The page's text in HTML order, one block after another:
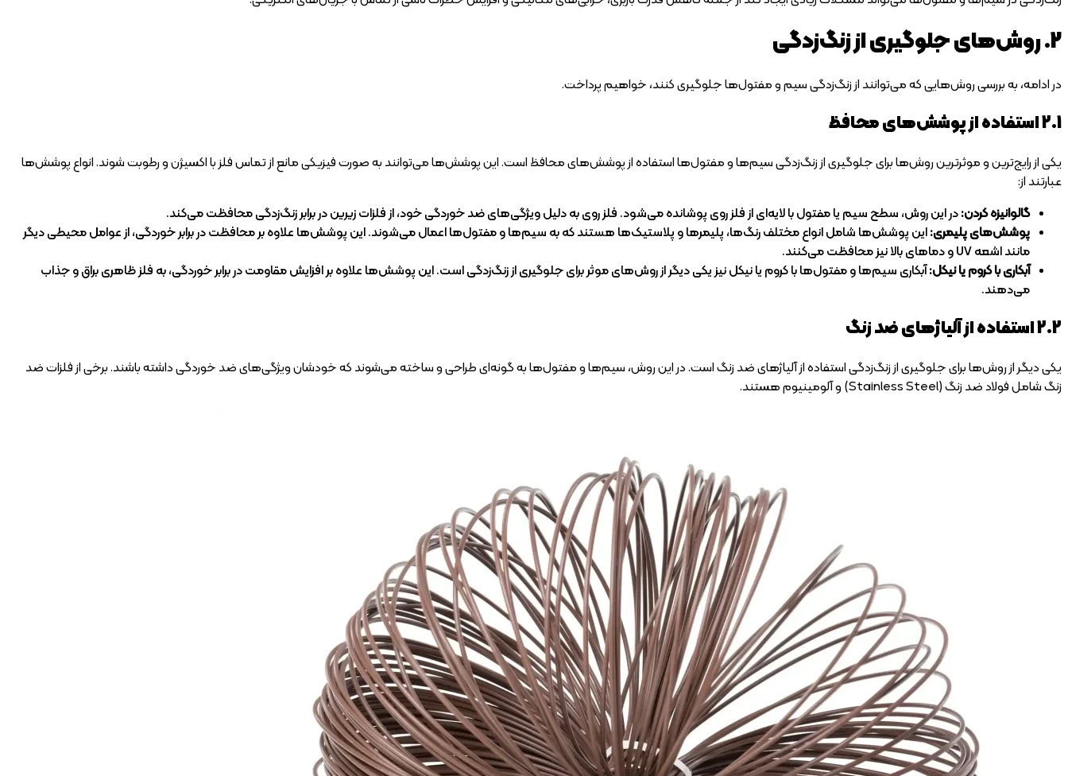
2. روش‌های جلوگیری از زنگ‌زدگی
در ادامه، به بررسی روش‌هایی که می‌توانند از زنگ‌زدگی سیم و مفتول‌ها جلوگیری کنند، خواهیم پرداخت.
2.1 استفاده از پوشش‌های محافظ
یکی از رایج‌ترین و موثرترین روش‌ها برای جلوگیری از زنگ‌زدگی سیم‌ها و مفتول‌ها استفاده از پوشش‌های محافظ است. این پوشش‌ها می‌توانند به صورت فیزیکی مانع از تماس فلز با اکسیژن و رطوبت شوند. انواع پوشش‌ها
عبارتند از:
گالوانیزه کردن:در این روش، سطح سیم یا مفتول با لایه‌ای از فلز روی پوشانده می‌شود. فلز روی به دلیل ویژگی‌های ضد خوردگی خود، از فلزات زیرین در برابر زنگ‌زدگی محافظت می‌کند.
پوشش‌های پلیمری:این پوشش‌ها شامل انواع مختلف رنگ‌ها، پلیمرها و پلاستیک‌ها هستند که به سیم‌ها و مفتول‌ها اعمال می‌شوند. این پوشش‌ها علاوه بر محافظت در برابر خوردگی، از عوامل محیطی دیگر
مانند اشعه UV و دماهای بالا نیز محافظت می‌کنند.
آبکاری با کروم یا نیکل:آبکاری سیم‌ها و مفتول‌ها با کروم یا نیکل نیز یکی دیگر از روش‌های موثر برای جلوگیری از زنگ‌زدگی است. این پوشش‌ها علاوه بر افزایش مقاومت در برابر خوردگی، به فلز ظاهری براق و جذاب
می‌دهند.
2.2 استفاده از آلیاژهای ضد زنگ
یکی دیگر از روش‌ها برای جلوگیری از زنگ‌زدگی استفاده از آلیاژهای ضد زنگ است. در این روش، سیم‌ها و مفتول‌ها به گونه‌ای طراحی و ساخته می‌شوند که خودشان ویژگی‌های ضد خوردگی داشته باشند. برخی از فلزات ضد
زنگ شامل فولاد ضد زنگ (Stainless Steel) و آلومینیوم هستند.